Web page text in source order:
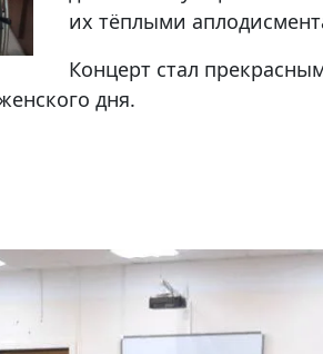
их тёплыми
Концерт стал
дня.